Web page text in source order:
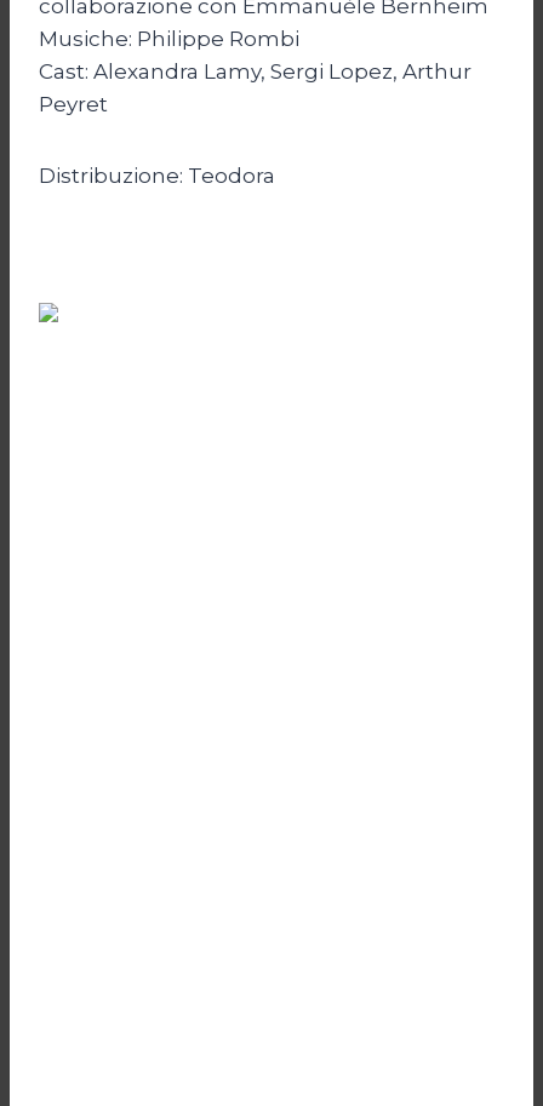
collaborazione con Emmanuèle Bernheim
Musiche: Philippe Rombi
Cast: Alexandra Lamy, Sergi Lopez, Arthur
Peyret
Distribuzione: Teodora